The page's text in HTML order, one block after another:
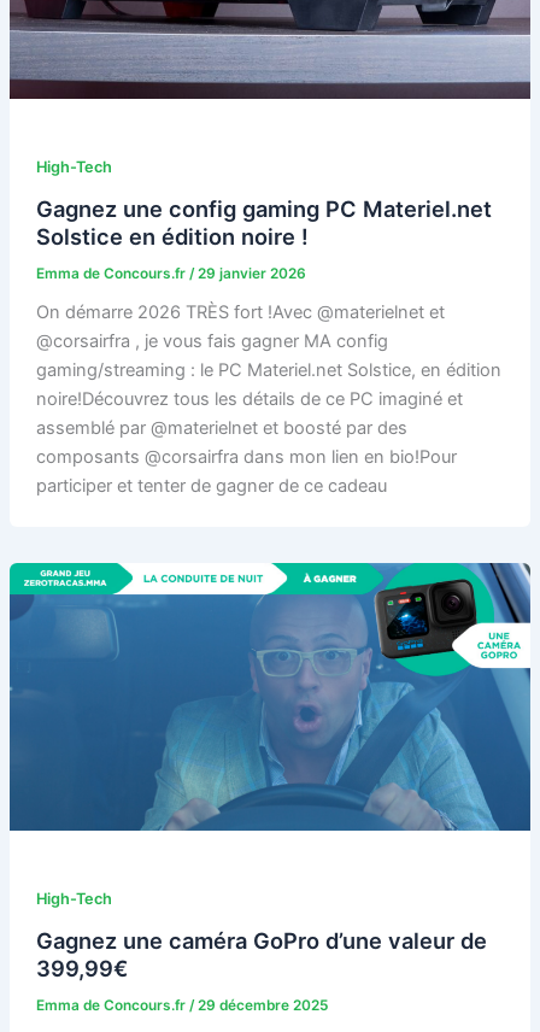
High-Tech
Gagnez une config gaming PC Materiel.net
Solstice en édition noire !
Emma de Concours.fr /29 janvier 2026
On démarre 2026 TRÈS fort !Avec @materielnet et
@corsairfra , je vous fais gagner MA config
gaming/streaming : le PC Materiel.net Solstice, en édition
noire!Découvrez tous les détails de ce PC imaginé et
assemblé par @materielnet et boosté par des
composants @corsairfra dans mon lien en bio!Pour
participer et tenter de gagner de ce cadeau
High-Tech
Gagnez une caméra GoPro d’une valeur de
399,99€
Emma de Concours.fr /29 décembre 2025